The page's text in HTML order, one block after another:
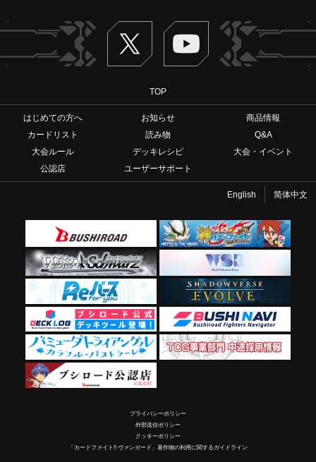
Twitter ヴァンガードch
TOP
はじめての方へ お知らせ
商品情報
カードリスト
読み物
Q&A
大会ルール
デッキレシピ
大会・イベント
公認店
ユーザーサポート
English 简体中文
プライバシーポリシー
外部送信ポリシー
クッキーポリシー
「カードファイト!! ヴァンガード」著作物の利用に関するガイドライン